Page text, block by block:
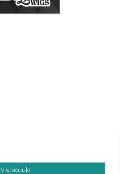
Vis produkt